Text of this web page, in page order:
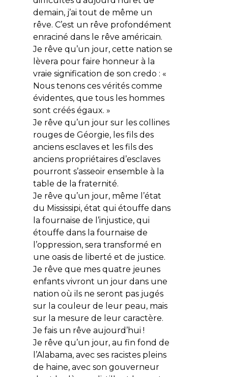
demain, j’ai tout de même un
rêve. C’est un rêve profondément
enraciné dans le rêve américain.
Je rêve qu’un jour, cette nation se
lèvera pour faire honneur à la
vraie signification de son credo : «
Nous tenons ces vérités comme
évidentes, que tous les hommes
sont créés égaux. »
Je rêve qu’un jour sur les collines
rouges de Géorgie, les fils des
anciens esclaves et les fils des
anciens propriétaires d’esclaves
pourront s’asseoir ensemble à la
table de la fraternité.
Je rêve qu’un jour, même l’état
du Mississipi, état qui étouffe dans
la fournaise de l’injustice, qui
étouffe dans la fournaise de
l’oppression, sera transformé en
une oasis de liberté et de justice.
Je rêve que mes quatre jeunes
enfants vivront un jour dans une
nation où ils ne seront pas jugés
sur la couleur de leur peau, mais
sur la mesure de leur caractère.
Je fais un rêve aujourd’hui !
Je rêve qu’un jour, au fin fond de
l’Alabama, avec ses racistes pleins
de haine, avec son gouverneur